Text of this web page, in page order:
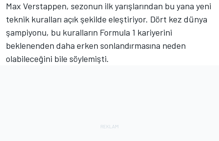
Max Verstappen, sezonun ilk yarışlarından bu yana yeni
teknik kuralları açık şekilde eleştiriyor. Dört kez dünya
şampiyonu, bu kuralların Formula 1 kariyerini
beklenenden daha erken sonlandırmasına neden
olabileceğini bile söylemişti.